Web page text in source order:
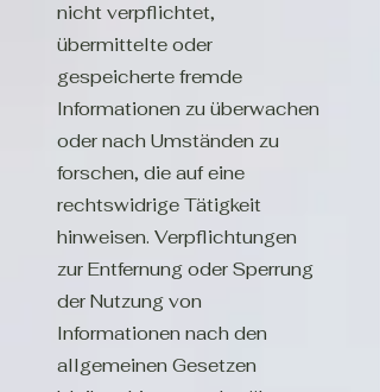
nicht verpflichtet,
übermittelte oder
gespeicherte fremde
Informationen zu überwachen
oder nach Umständen zu
forschen, die auf eine
rechtswidrige Tätigkeit
hinweisen. Verpflichtungen
zur Entfernung oder Sperrung
der Nutzung von
Informationen nach den
allgemeinen Gesetzen